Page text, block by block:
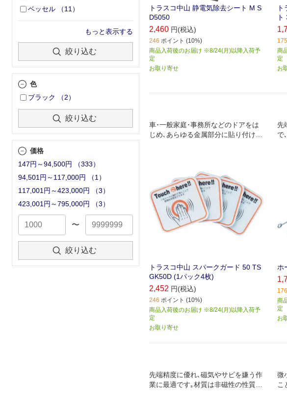
ベッセル
（11 ）
もっと表示する
絞り込む
色
ブラック
（2）
絞り込む
価格
147円～94,500円
（333）
94,501円～117,000円
（1 ）
117,001円～423,000円
（3）
423,001円～795,000円
（3）
〜
絞り込む
トラスコ中山 静電気除去シート M S
D5050
2,460 円(税込)
246 ポイント (10%)
商品入荷後のお届け ※8/24(月)以降入荷予
定
お取り寄せ
175
商
定
お
車･一般家庭･事務所などのドアをは
じめ､あらゆる金属部分に貼り付け､
トラスコ中山 スパークガード 50 TS
GK50D (1パック4枚)
2,452 円(税込)
246 ポイント (10%)
商品入荷後のお届け ※8/24(月)以降入荷予
定
お取り寄せ
先
で
ホ
176
商
定
お
先端精度に優れ､磁気やサビを嫌う作
業に最適です｡材質は非磁性の性質を
微
こ